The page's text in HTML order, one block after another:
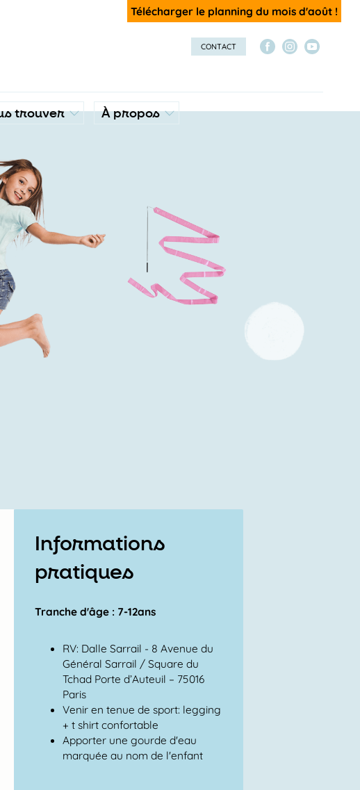
Télécharger le planning du mois d'août !
trouver À propos
CONTACT
Informations
pratiques
Tranche d'âge : 7-12ans
RV: Dalle Sarrail - 8 Avenue du
Général Sarrail / Square du
Tchad Porte d’Auteuil – 75016
Paris
Venir en tenue de sport: legging
+ t shirt confortable
Apporter une gourde d'eau
marquée au nom de l'enfant